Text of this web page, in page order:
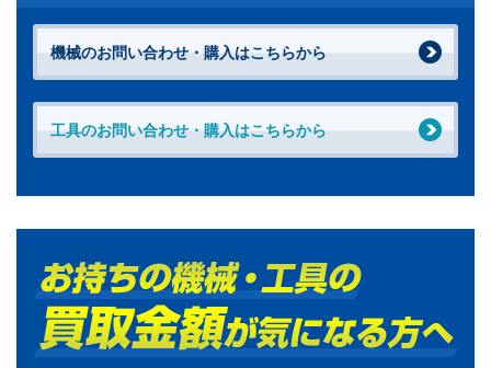
機械のお問い合わせ・購入はこちらから
工具のお問い合わせ・購入はこちらから